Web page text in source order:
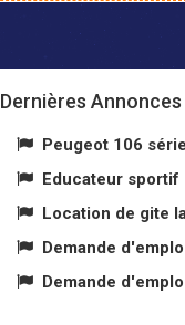
Dernières Annonces
Peugeot 106
Educateur sportif
Location de gite
Demande
Demande